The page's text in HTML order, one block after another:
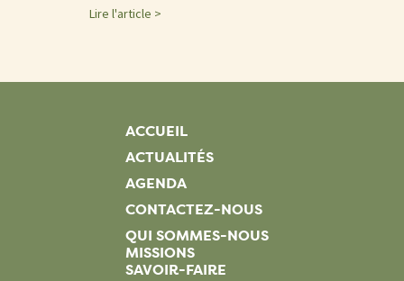
Lire l'article >
ACCUEIL
ACTUALITÉS
AGENDA
CONTACTEZ-NOUS
QUI SOMMES-NOUS
MISSIONS
SAVOIR-FAIRE